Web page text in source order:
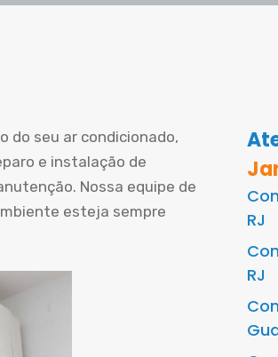
do seu ar condicionado,
e instalação de
Nossa equipe de
esteja sempre
RJ
RJ